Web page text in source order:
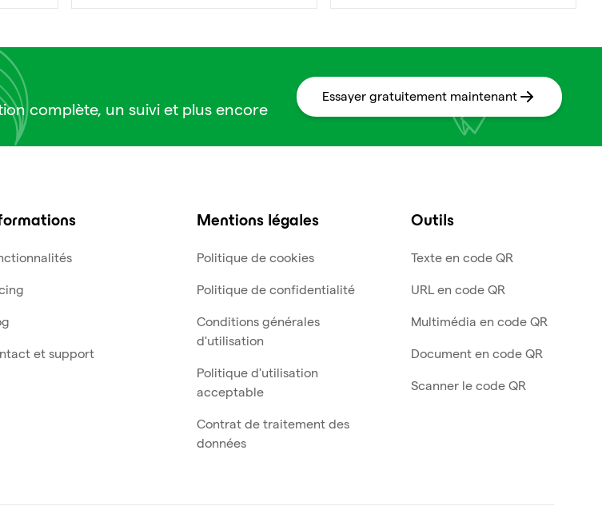
complète, un suivi et plus encore
Essayer gratuitement maintenant
et support
Mentions légales
Politique de cookies
Politique de confidentialité
Conditions générales
d'utilisation
Politique d'utilisation
acceptable
Contrat de traitement des
données
Outils
Texte en code QR
URL en code QR
Multimédia en code QR
Document en code QR
Scanner le code QR